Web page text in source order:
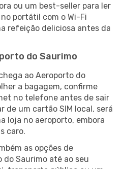
ou um best-seller para ler
portátil com o Wi-Fi
refeição deliciosa antes da
do Saurimo
ao Aeroporto do
a bagagem, confirme
no telefone antes de sair
de um cartão SIM local, será
loja no aeroporto, embora
caro.
as opções de
Saurimo até ao seu